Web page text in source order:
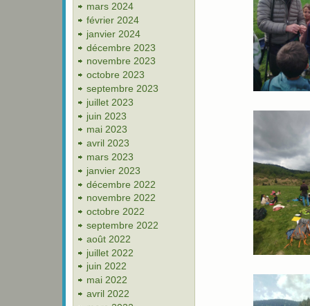
mars 2024
février 2024
janvier 2024
décembre 2023
novembre 2023
octobre 2023
septembre 2023
juillet 2023
juin 2023
mai 2023
avril 2023
mars 2023
janvier 2023
décembre 2022
novembre 2022
octobre 2022
septembre 2022
août 2022
juillet 2022
juin 2022
mai 2022
avril 2022